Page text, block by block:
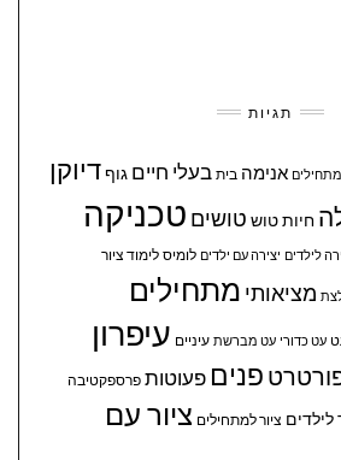
תגיות
אנימה בית בעלי חיים גוףדיוקן
חיותטוש טושים טכניקה
לילדים יצירה עם ילדים לומיס לימוד ציור
מציאותי מתחילים
עט כדורי עט מברשת עיניים עיפרון
פנים פעוטות פרספקטיבה
לילדים ציור למתחילים ציור עם